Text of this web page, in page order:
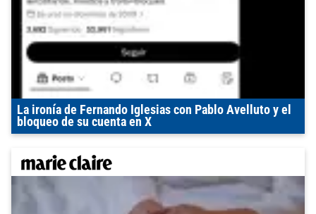
La ironía de Fernando Iglesias con Pablo Avelluto y el
bloqueo de su cuenta en X